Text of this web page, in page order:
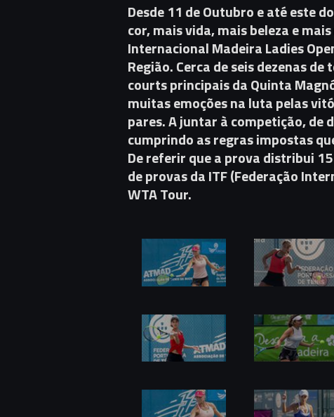
Desde 11 de Outubro e até este
cor, mais vida, mais beleza e
Internacional Madeira Ladies
Região. Cerca de seis dezenas
courts principais da Quinta
muitas emoções na luta pelas
pares. A juntar à competição, de
cumprindo as regras impostas
De referir que a prova distribui
de provas da ITF (Federação
WTA Tour.